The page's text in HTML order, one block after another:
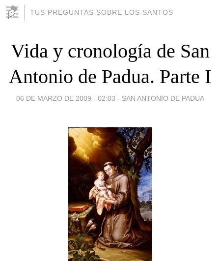
TUS PREGUNTAS SOBRE LOS SANTOS
Vida y cronología de San
Antonio de Padua. Parte I
06 DE MARZO DE 2009 - 02:03 - SAN ANTONIO DE PADUA